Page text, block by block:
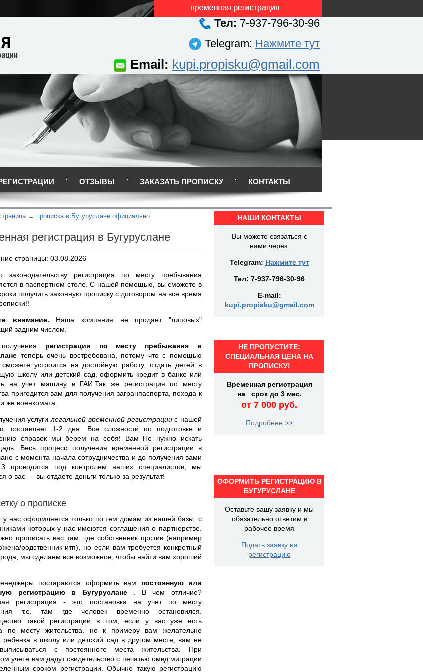
Тел: 7-937-796-30-96
Telegram: Нажмите тут
Email: kupi.propisku@gmail.com
ОТЗЫВЫ ЗАКАЗАТЬ ПРОПИСКУ КОНТАКТЫ
прописка в Бугуруслане официально
регистрация в Бугуруслане
страницы: 03.08.2026
законодательству регистрация по месту пребывания
в паспортном столе. С нашей помощью, вы сможете в
получить законную прописку с договором на все время
внимание. Наша компания не продает "липовых"
задним числом.
регистрации по месту пребывания в
теперь очень востребована, потому что с помощью
устроится на достойную работу, отдать детей в
школу или детский сад, оформить кредит в банке или
на учет машину в ГАИ.Так же регистрация по месту
пригодится вам для получения загранпаспорта, похода к
же военкомата.
услугилегальной временной регистрациис нашей
составляет 1-2 дня. Все сложности по подготовке и
справок мы берем на себя! Вам Не нужно искать
Весь процесс получения временной регистрации в
с момента начала сотрудничества и до получения вами
проводится под контролем наших специалистов, мы
о вас — вы отдаете деньги только за результат!
о прописке
нас оформляется только по тем домам из нашей базы, с
которых у нас имеются соглашения о партнерстве.
прописать вас там, где собственник против (например
родственник итп), но если вам требуется конкретный
мы сделаем все возможное, чтобы найти вам хороший
постараются оформить вам постоянную или
регистрацию в Бугуруслане
. В чем отличие?
регистрация - это постановка на учет по месту
т.е. там где человек временно остановился.
такой регистрации в том, если у вас уже есть
по месту жительства, но к примеру вам желательно
ребенка в школу или детский сад в другом месте, вам не
с постоянного места жительства. При
учете вам дадут свидетельство с печатью омвд миграции
сроком регистрации. Обычно такую регистрацию
НАШИ КОНТАКТЫ
Вы можете связаться с
нами через:
Telegram: Нажмите тут
Тел: 7-937-796-30-96
E-mail:
kupi.propisku@gmail.com
НЕ ПРОПУСТИТЕ:
СПЕЦИАЛЬНАЯ ЦЕНА НА
ПРОПИСКУ!
Временная регистрация
на срок до 3 мес.
от 7 000 руб.
Подробнее >>
ОФОРМИТЬ РЕГИСТРАЦИЮ В
БУГУРУСЛАНЕ
Оставьте вашу заявку и мы
обязательно ответим в
рабочее время
Подать заявку на
регистрацию